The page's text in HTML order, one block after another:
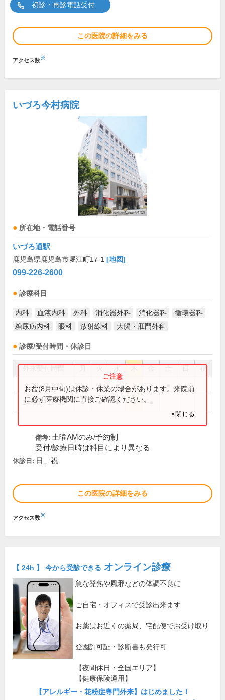
初診・再診電話受付
この医院の詳細をみる
アクセス数※
いづろ今村病院
所在地・電話番号
いづろ通駅
鹿児島県鹿児島市堀江町17-1 [地図]
099-226-2600
診療科目
内科 血液内科 外科 消化器外科 消化器科
循環器科
糖尿病内科
眼科 放射線科 大腸・肛門外科
診療/受付時間・休診日
祝
8:30～12:30 ● ● ● ● ●
14:00～17:30 ● ● ● ●
お盆(8月中旬)は休診・休業の場合があります。来院前
に必ず医療機関に直接ご確認ください。
×閉じる
備考: 土曜AMのみ/予約制
受付/診療日時は科目により異なる
休診日: 日、祝
この医院の詳細をみる
アクセス数※
【 24h 】 今から受診できる オンライン診療
急な発熱や風邪などの体調不良に
ご自宅・オフィスで受診出来ます
お薬はお近くの薬局、宅配便でお受け取り
登園許可証・診断書も発行可
【夜間休日・全国エリア】
【健康保険適用】
【アレルギー・花粉症専門外来】はじめました！